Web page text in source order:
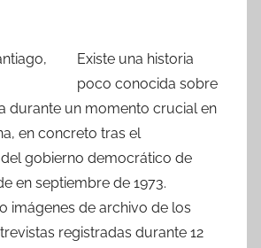
Existe una historia
poco conocida sobre
durante un momento crucial en
en concreto tras el
gobierno democrático de
en septiembre de 1973.
imágenes de archivo de los
registradas durante 12